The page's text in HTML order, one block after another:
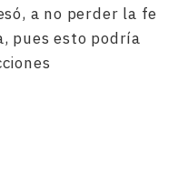
a no perder la fe
pues esto podría